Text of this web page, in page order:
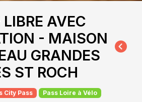
AVEC
- MAISON
GRANDES
ST ROCH
City Pass Pass Loire à Vélo